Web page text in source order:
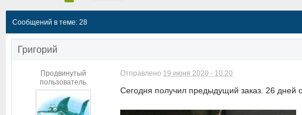
Сообщений в теме: 28
Григорий
Продвинутый
пользователь
Отправлено 19 июня 2020 - 10:20
Сегодня получил предыдущий заказ. 26 дней